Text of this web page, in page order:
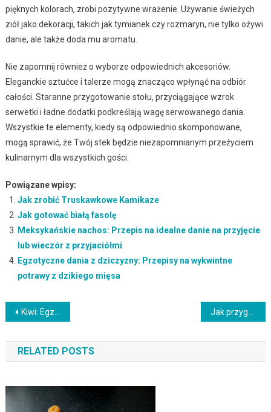
pięknych kolorach, zrobi pozytywne wrażenie. Używanie świeżych
ziół jako dekoracji, takich jak tymianek czy rozmaryn, nie tylko ożywi
danie, ale także doda mu aromatu.
Nie zapomnij również o wyborze odpowiednich akcesoriów.
Eleganckie sztućce i talerze mogą znacząco wpłynąć na odbiór
całości. Staranne przygotowanie stołu, przyciągające wzrok
serwetki i ładne dodatki podkreślają wagę serwowanego dania.
Wszystkie te elementy, kiedy są odpowiednio skomponowane,
mogą sprawić, że Twój stek będzie niezapomnianym przeżyciem
kulinarnym dla wszystkich gości.
Powiązane wpisy:
Jak zrobić Truskawkowe Kamikaze
Jak gotować białą fasolę
Meksykańskie nachos: Przepis na idealne danie na przyjęcie
lub wieczór z przyjaciółmi
Egzotyczne dania z dziczyzny: Przepisy na wykwintne
potrawy z dzikiego mięsa
Nawigacja
wpisu
Kiwi: Egzotyczne owoce i przepisy kulinarne z ich udziałem Jak przygotować idealne żeberka BBQ: Sekrety soczystego mięsa z grilla
RELATED POSTS